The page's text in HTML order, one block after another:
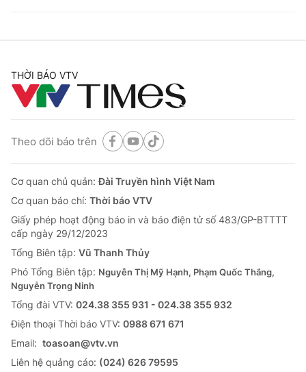
THỜI BÁO VTV
Theo dõi báo trên
Cơ quan chủ quản:Đài Truyền hình Việt Nam
Cơ quan báo chí: Thời báo VTV
Giấy phép hoạt động báo in và báo điện tử số 483/GP-BTTTT
cấp ngày 29/12/2023
Tổng Biên tập: Vũ Thanh Thủy
Phó Tổng Biên tập: Nguyễn Thị Mỹ Hạnh, Phạm Quốc Thắng,
Nguyễn Trọng Ninh
Tổng đài VTV: 024.38 355 931 - 024.38 355 932
Ðiện thoại Thời báo VTV: 0988 671 671
Email: toasoan@vtv.vn
Liên hệ quảng cáo: (024) 626 79595